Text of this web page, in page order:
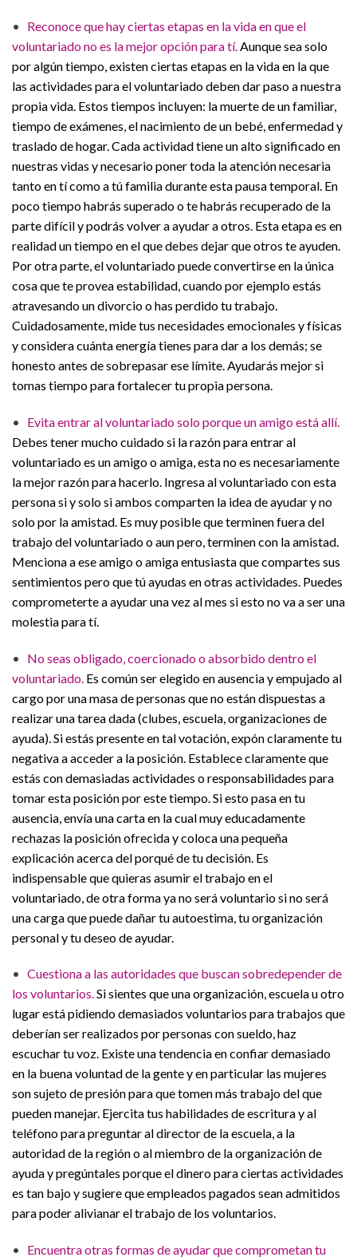
• Reconoce que hay ciertas etapas en la vida en que el
voluntariado no es la mejor opción para tí.Aunque sea solo
por algún tiempo, existen ciertas etapas en la vida en la que
las actividades para el voluntariado deben dar paso a nuestra
propia vida. Estos tiempos incluyen: la muerte de un familiar,
tiempo de exámenes, el nacimiento de un bebé, enfermedad y
traslado de hogar. Cada actividad tiene un alto significado en
nuestras vidas y necesario poner toda la atención necesaria
tanto en tí como a tú familia durante esta pausa temporal. En
poco tiempo habrás superado o te habrás recuperado de la
parte difícil y podrás volver a ayudar a otros. Esta etapa es en
realidad un tiempo en el que debes dejar que otros te ayuden.
Por otra parte, el voluntariado puede convertirse en la única
cosa que te provea estabilidad, cuando por ejemplo estás
atravesando un divorcio o has perdido tu trabajo.
Cuidadosamente, mide tus necesidades emocionales y físicas
y considera cuánta energía tienes para dar a los demás; se
honesto antes de sobrepasar ese límite. Ayudarás mejor si
tomas tiempo para fortalecer tu propia persona.
• Evita entrar al voluntariado solo porque un amigo está allí.
Debes tener mucho cuidado si la razón para entrar al
voluntariado es un amigo o amiga, esta no es necesariamente
la mejor razón para hacerlo. Ingresa al voluntariado con esta
persona si y solo si ambos comparten la idea de ayudar y no
solo por la amistad. Es muy posible que terminen fuera del
trabajo del voluntariado o aun pero, terminen con la amistad.
Menciona a ese amigo o amiga entusiasta que compartes sus
sentimientos pero que tú ayudas en otras actividades. Puedes
comprometerte a ayudar una vez al mes si esto no va a ser una
molestia para tí.
• No seas obligado, coercionado o absorbido dentro el
voluntariado. Es común ser elegido en ausencia y empujado al
cargo por una masa de personas que no están dispuestas a
realizar una tarea dada (clubes, escuela, organizaciones de
ayuda). Si estás presente en tal votación, expón claramente tu
negativa a acceder a la posición. Establece claramente que
estás con demasiadas actividades o responsabilidades para
tomar esta posición por este tiempo. Si esto pasa en tu
ausencia, envía una carta en la cual muy educadamente
rechazas la posición ofrecida y coloca una pequeña
explicación acerca del porqué de tu decisión. Es
indispensable que quieras asumir el trabajo en el
voluntariado, de otra forma ya no será voluntario si no será
una carga que puede dañar tu autoestima, tu organización
personal y tu deseo de ayudar.
• Cuestiona a las autoridades que buscan sobredepender de
los voluntarios.Si sientes que una organización, escuela u otro
lugar está pidiendo demasiados voluntarios para trabajos que
deberían ser realizados por personas con sueldo, haz
escuchar tu voz. Existe una tendencia en confiar demasiado
en la buena voluntad de la gente y en particular las mujeres
son sujeto de presión para que tomen más trabajo del que
pueden manejar. Ejercita tus habilidades de escritura y al
teléfono para preguntar al director de la escuela, a la
autoridad de la región o al miembro de la organización de
ayuda y pregúntales porque el dinero para ciertas actividades
es tan bajo y sugiere que empleados pagados sean admitidos
para poder alivianar el trabajo de los voluntarios.
• Encuentra otras formas de ayudar que comprometan tu